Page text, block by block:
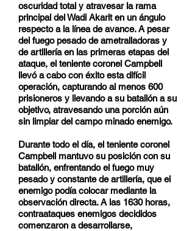
oscuridad total y atravesar la rama
principal del Wadi Akarit en un ángulo
respecto a la línea de avance. A pesar
del fuego pesado de ametralladoras y
de artillería en las primeras etapas del
ataque, el teniente coronel Campbell
llevó a cabo con éxito esta difícil
operación, capturando al menos 600
prisioneros y llevando a su batallón a su
objetivo, atravesando una porción aún
sin limpiar del campo minado enemigo.
Durante todo el día, el teniente coronel
Campbell mantuvo su posición con su
batallón, enfrentando el fuego muy
pesado y constante de artillería, que el
enemigo podía colocar mediante la
observación directa. A las 1630 horas,
contraataques enemigos decididos
comenzaron a desarrollarse,